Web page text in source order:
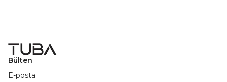
Bülten